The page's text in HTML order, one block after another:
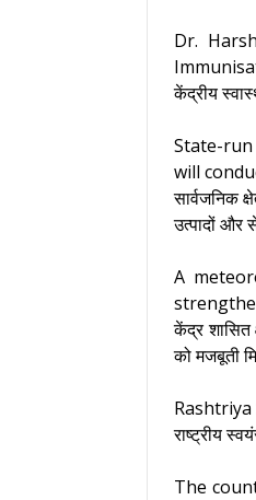
Dr.
केंद्रीय
State-run
will
सार्वजनिक
उत्पादों और
A
केंद्र शासित
को मजबूती
Rashtriya
राष्ट्रीय
The